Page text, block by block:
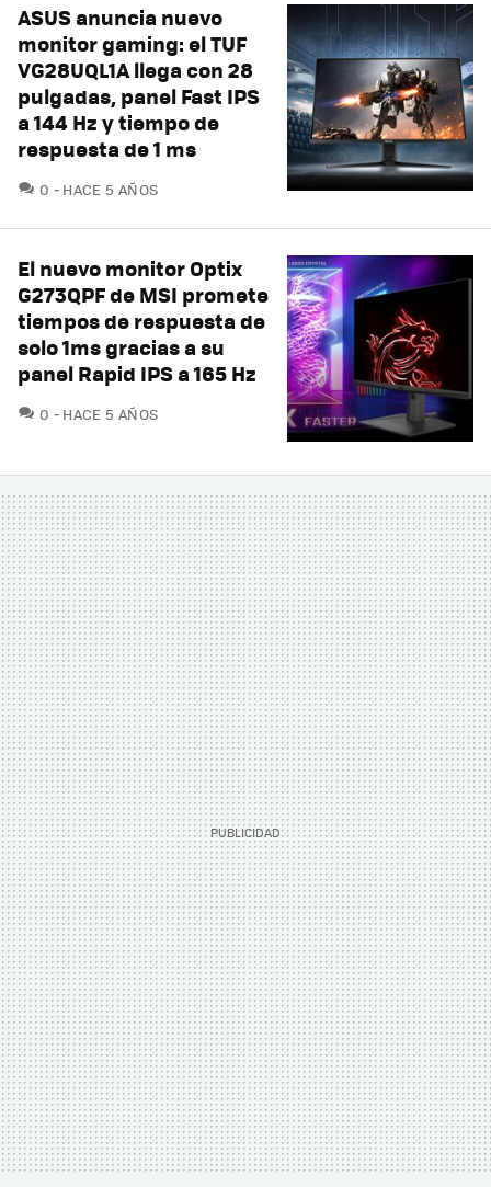
ASUS anuncia nuevo
monitor gaming: el TUF
VG28UQL1A llega con 28
pulgadas, panel Fast IPS
a 144 Hz y tiempo de
respuesta de 1 ms
0 COMENTARIOS
HACE 5 AÑOS
El nuevo monitor Optix
G273QPF de MSI promete
tiempos de respuesta de
solo 1ms gracias a su
panel Rapid IPS a 165 Hz
0 COMENTARIOS
HACE 5 AÑOS